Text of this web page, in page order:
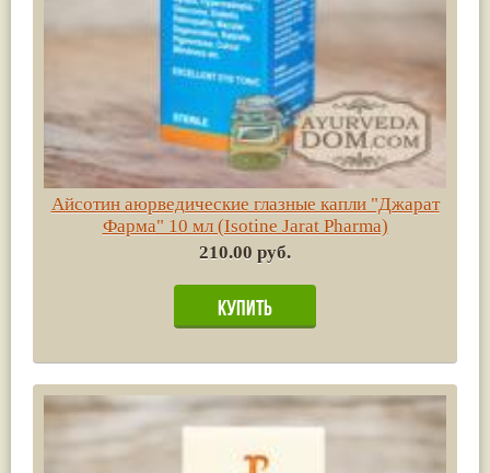
Айсотин аюрведические глазные капли "Джарат
Фарма" 10 мл (Isotine Jarat Pharma)
210.00 руб.